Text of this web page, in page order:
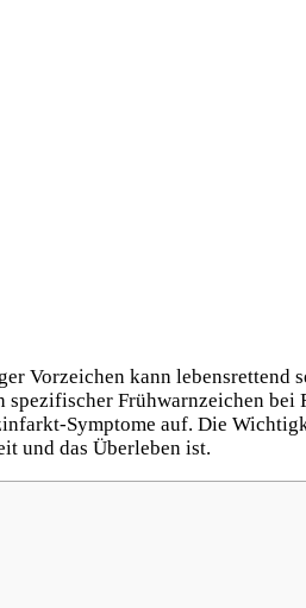
Vorzeichen kann lebensrettend
Frühwarnzeichen
Symptome auf. Die
und das Überleben ist.